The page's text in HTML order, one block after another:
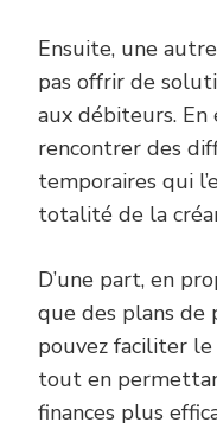
Ensuite, une
pas offrir de
aux débiteurs.
rencontrer des
temporaires qui
totalité de la
D’une part, en
que des plans de
pouvez faciliter
tout en
finances plus